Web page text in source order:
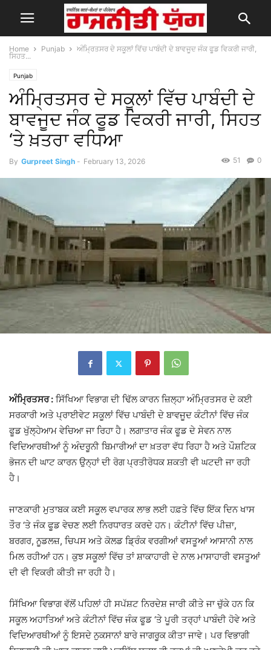
Home Punjab
ਅੰਮ੍ਰਿਤਸਰ ਦੇ ਸਕੂਲਾਂ ਵਿੱਚ ਪਾਬੰਦੀ ਦੇ ਬਾਵਜੂਦ ਜੰਕ ਫੂਡ ਵਿਕਰੀ ਜਾਰੀ,
ਸਿਹਤ...
Punjab
ਅੰਮ੍ਰਿਤਸਰ ਦੇ ਸਕੂਲਾਂ ਵਿੱਚ ਪਾਬੰਦੀ ਦੇ
ਬਾਵਜੂਦ ਜੰਕ ਫੂਡ ਵਿਕਰੀ ਜਾਰੀ, ਸਿਹਤ
‘ਤੇ ਖ਼ਤਰਾ ਵਧਿਆ
By Gurpreet Singh - February 13, 2026 0
51
ਅੰਮ੍ਰਿਤਸਰ : ਸਿੱਖਿਆ ਵਿਭਾਗ ਦੀ ਢਿੱਲ ਕਾਰਨ ਜ਼ਿਲ੍ਹਾ ਅੰਮ੍ਰਿਤਸਰ ਦੇ ਕਈ
ਸਰਕਾਰੀ ਅਤੇ ਪ੍ਰਾਈਵੇਟ ਸਕੂਲਾਂ ਵਿੱਚ ਪਾਬੰਦੀ ਦੇ ਬਾਵਜੂਦ ਕੰਟੀਨਾਂ ਵਿੱਚ ਜੰਕ
ਫੂਡ ਖੁੱਲ੍ਹੇਆਮ ਵੇਚਿਆ ਜਾ ਰਿਹਾ ਹੈ। ਲਗਾਤਾਰ ਜੰਕ ਫੂਡ ਦੇ ਸੇਵਨ ਨਾਲ
ਵਿਦਿਆਰਥੀਆਂ ਨੂੰ ਅੰਦਰੂਨੀ ਬਿਮਾਰੀਆਂ ਦਾ ਖ਼ਤਰਾ ਵੱਧ ਰਿਹਾ ਹੈ ਅਤੇ ਪੌਸ਼ਟਿਕ
ਭੋਜਨ ਦੀ ਘਾਟ ਕਾਰਨ ਉਨ੍ਹਾਂ ਦੀ ਰੋਗ ਪ੍ਰਤੀਰੋਧਕ ਸ਼ਕਤੀ ਵੀ ਘਟਦੀ ਜਾ ਰਹੀ
ਹੈ।
ਜਾਣਕਾਰੀ ਮੁਤਾਬਕ ਕਈ ਸਕੂਲ ਵਪਾਰਕ ਲਾਭ ਲਈ ਹਫ਼ਤੇ ਵਿੱਚ ਇੱਕ ਦਿਨ ਖਾਸ
ਤੌਰ ‘ਤੇ ਜੰਕ ਫੂਡ ਵੇਚਣ ਲਈ ਨਿਰਧਾਰਤ ਕਰਦੇ ਹਨ। ਕੰਟੀਨਾਂ ਵਿੱਚ ਪੀਜ਼ਾ,
ਬਰਗਰ, ਨੂਡਲਜ਼, ਚਿਪਸ ਅਤੇ ਕੋਲਡ ਡ੍ਰਿੰਕ ਵਰਗੀਆਂ ਵਸਤੂਆਂ ਆਸਾਨੀ ਨਾਲ
ਮਿਲ ਰਹੀਆਂ ਹਨ। ਕੁਝ ਸਕੂਲਾਂ ਵਿੱਚ ਤਾਂ ਸ਼ਾਕਾਹਾਰੀ ਦੇ ਨਾਲ ਮਾਸਾਹਾਰੀ ਵਸਤੂਆਂ
ਦੀ ਵੀ ਵਿਕਰੀ ਕੀਤੀ ਜਾ ਰਹੀ ਹੈ।
ਸਿੱਖਿਆ ਵਿਭਾਗ ਵੱਲੋਂ ਪਹਿਲਾਂ ਹੀ ਸਪੱਸ਼ਟ ਨਿਰਦੇਸ਼ ਜਾਰੀ ਕੀਤੇ ਜਾ ਚੁੱਕੇ ਹਨ ਕਿ
ਸਕੂਲ ਅਹਾਤਿਆਂ ਅਤੇ ਕੰਟੀਨਾਂ ਵਿੱਚ ਜੰਕ ਫੂਡ ‘ਤੇ ਪੂਰੀ ਤਰ੍ਹਾਂ ਪਾਬੰਦੀ ਹੋਵੇ ਅਤੇ
ਵਿਦਿਆਰਥੀਆਂ ਨੂੰ ਇਸਦੇ ਨੁਕਸਾਨਾਂ ਬਾਰੇ ਜਾਗਰੂਕ ਕੀਤਾ ਜਾਵੇ। ਪਰ ਵਿਭਾਗੀ